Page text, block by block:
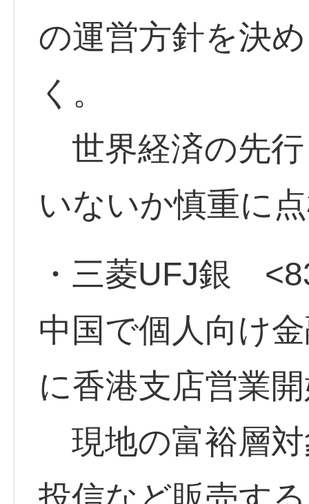
の運営方針を決
く。
世界経済の先
いないか慎重に
・三菱UFJ銀
中国で個人向け
に香港支店営業
現地の富裕層対